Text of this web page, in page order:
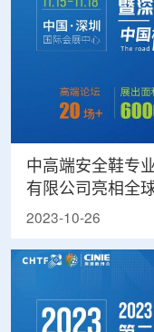
中高端安全鞋专
有限公司亮相全
会
2023-10-26